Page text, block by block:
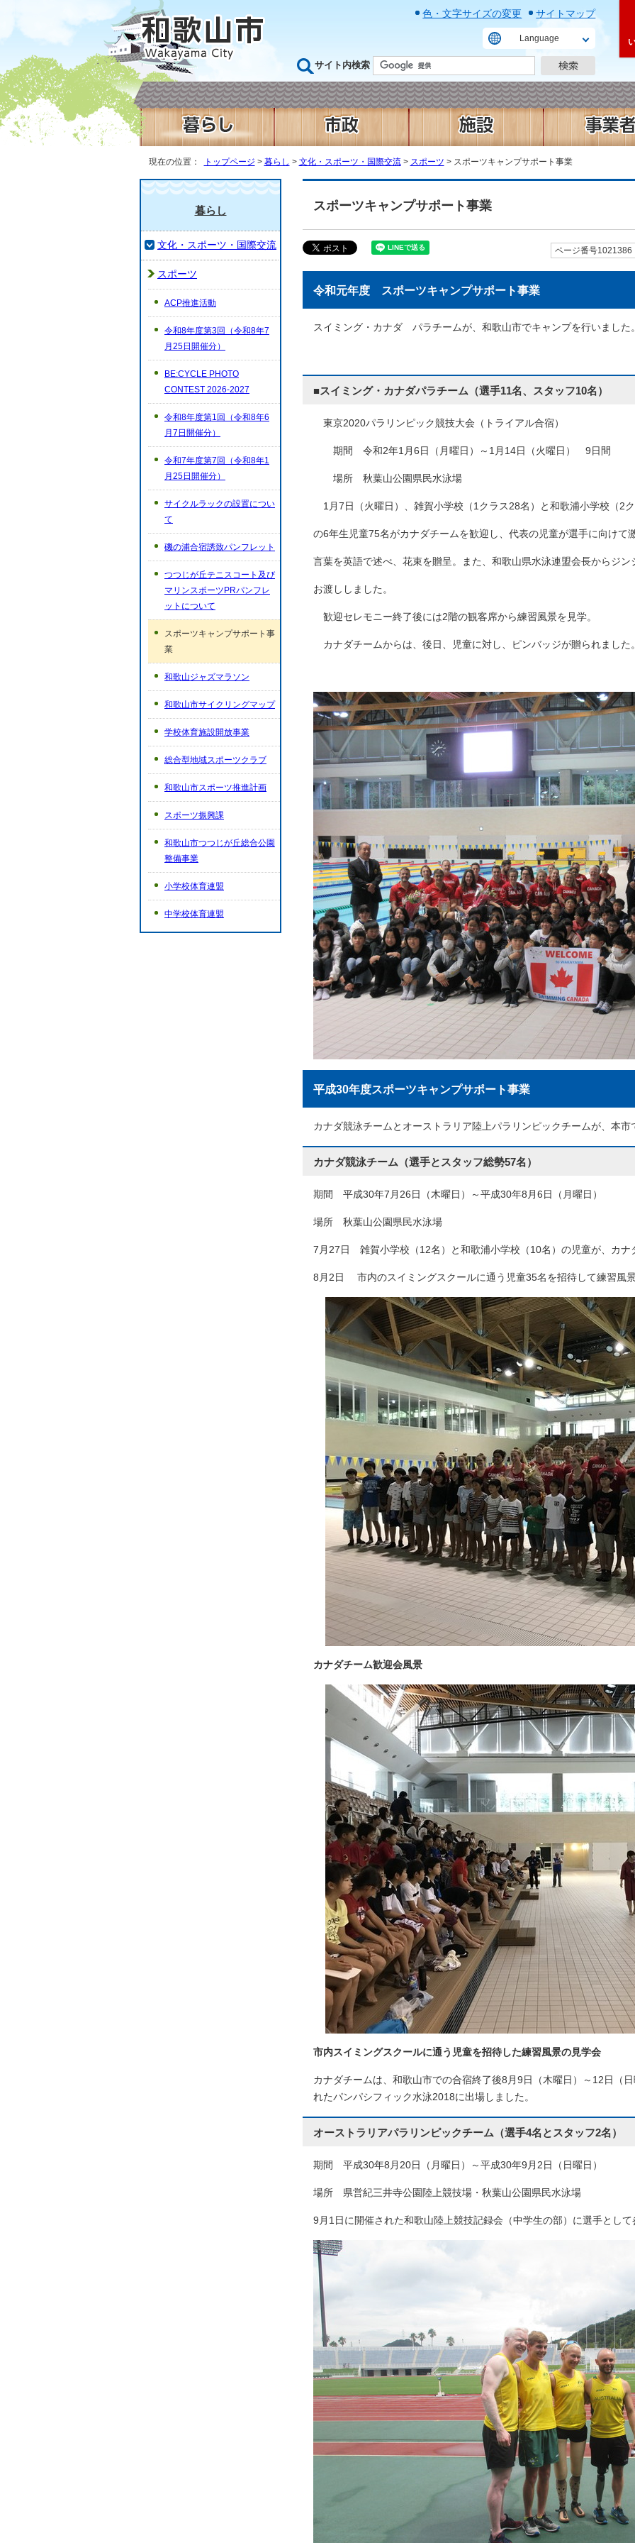
色・文字サイズの変更 サイトマップ
Language
サイト内検索
現在の位置： トップページ > 暮らし > 文化・スポーツ・国際交流> スポーツ > スポーツキャンプサポート事業
スポーツキャンプサポート事業
ページ番号1021386
令和元年度 スポーツキャンプサポート事業
スイミング・カナダ パラチームが、和歌山市でキャンプを行いました
■スイミング・カナダパラチーム（選手11名、スタッフ10名）
東京2020パラリンピック競技大会（トライアル合宿）
期間 令和2年1月6日（月曜日）～1月14日（火曜日） 9日間
場所 秋葉山公園県民水泳場
1月7日（火曜日）、雑賀小学校（1クラス28名）と和歌浦小学校（2
の6年生児童75名がカナダチームを歓迎し、代表の児童が選手に向けて
言葉を英語で述べ、花束を贈呈。また、和歌山県水泳連盟会長からジン
お渡ししました。
歓迎セレモニー終了後には2階の観客席から練習風景を見学。
カナダチームからは、後日、児童に対し、ピンバッジが贈られました
平成30年度スポーツキャンプサポート事業
カナダ競泳チームとオーストラリア陸上パラリンピックチームが、本
カナダ競泳チーム（選手とスタッフ総勢57名）
期間 平成30年7月26日（木曜日）～平成30年8月6日（月曜日）
場所 秋葉山公園県民水泳場
7月27日 雑賀小学校（12名）と和歌浦小学校（10名）の児童が、カナ
8月2日 市内のスイミングスクールに通う児童35名を招待して練習風
カナダチーム歓迎会風景
市内スイミングスクールに通う児童を招待した練習風景の見学会
カナダチームは、和歌山市での合宿終了後8月9日（木曜日）～12日（
れたパンパシフィック水泳2018に出場しました。
オーストラリアパラリンピックチーム（選手4名とスタッフ2名）
期間 平成30年8月20日（月曜日）～平成30年9月2日（日曜日）
場所 県営紀三井寺公園陸上競技場・秋葉山公園県民水泳場
9月1日に開催された和歌山陸上競技記録会（中学生の部）に選手とし
暮らし
文化・スポーツ・国際交流
スポーツ
ACP推進活動
令和8年度第3回（令和8年7
月25日開催分）
BE:CYCLE PHOTO
CONTEST 2026-2027
令和8年度第1回（令和8年6
月7日開催分）
令和7年度第7回（令和8年1
月25日開催分）
サイクルラックの設置につい
て
磯の浦合宿誘致パンフレット
つつじが丘テニスコート及び
マリンスポーツPRパンフレ
ットについて
スポーツキャンプサポート事
業
和歌山ジャズマラソン
和歌山市サイクリングマップ
学校体育施設開放事業
総合型地域スポーツクラブ
和歌山市スポーツ推進計画
スポーツ振興課
和歌山市つつじが丘総合公園
整備事業
小学校体育連盟
中学校体育連盟